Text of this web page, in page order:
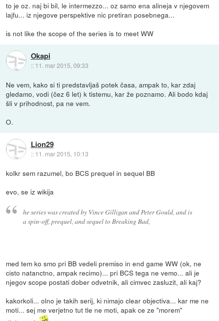
to je oz. naj bi bil, le intermezzo... oz samo ena alineja v njegovem
lajfu... iz njegove perspektive nic pretiran posebnega...
is not like the scope of the series is to meet WW
Okapi
:: 11. mar 2015, 09:33
Ne vem, kako si ti predstavljaš potek časa, ampak to, kar zdaj
gledamo, vodi (čez 6 let) k tistemu, kar že poznamo. Ali bodo kdaj
šli v prihodnost, pa ne vem.
O.
Lion29
:: 11. mar 2015, 10:13
kolkr sem razumel, bo BCS prequel in sequel BB
evo, se iz wikija
he series was created by Vince Gilligan and Peter Gould, and is
a spin-off, prequel, and sequel to Breaking Bad,
med tem ko smo pri BB vedeli premiso in end game WW (ok, ne
cisto natanctno, ampak recimo)... pri BCS tega ne vemo... ali je
njegov scope postati dober odvetnik, ali cimvec zasluzit, ali kaj?
kakorkoli... olno je takih serij, ki nimajo clear objectiva... kar me ne
moti... sej me verjetno tut tle ne moti, apak ce ze "morem"